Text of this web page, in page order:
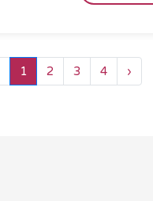
1 2 3 4 ›